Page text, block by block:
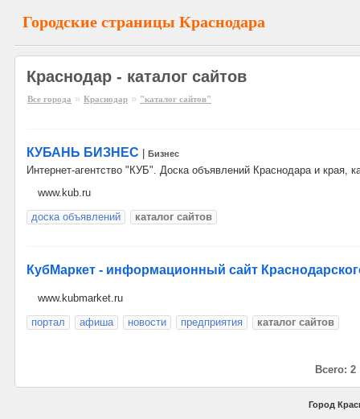
Городские страницы Краснодара
Краснодар - каталог сайтов
Все города » Краснодар » "каталог сайтов"
КУБАНЬ БИЗНЕС Бизнес
Интернет-агентство "КУБ". Доска объявлений Краснодара и края,
www.kub.ru
доска объявлений
каталог сайтов
КубМаркет - информационный сайт
www.kubmarket.ru
портал
афиша новости предприятия каталог сайтов
Всего: 2
Город